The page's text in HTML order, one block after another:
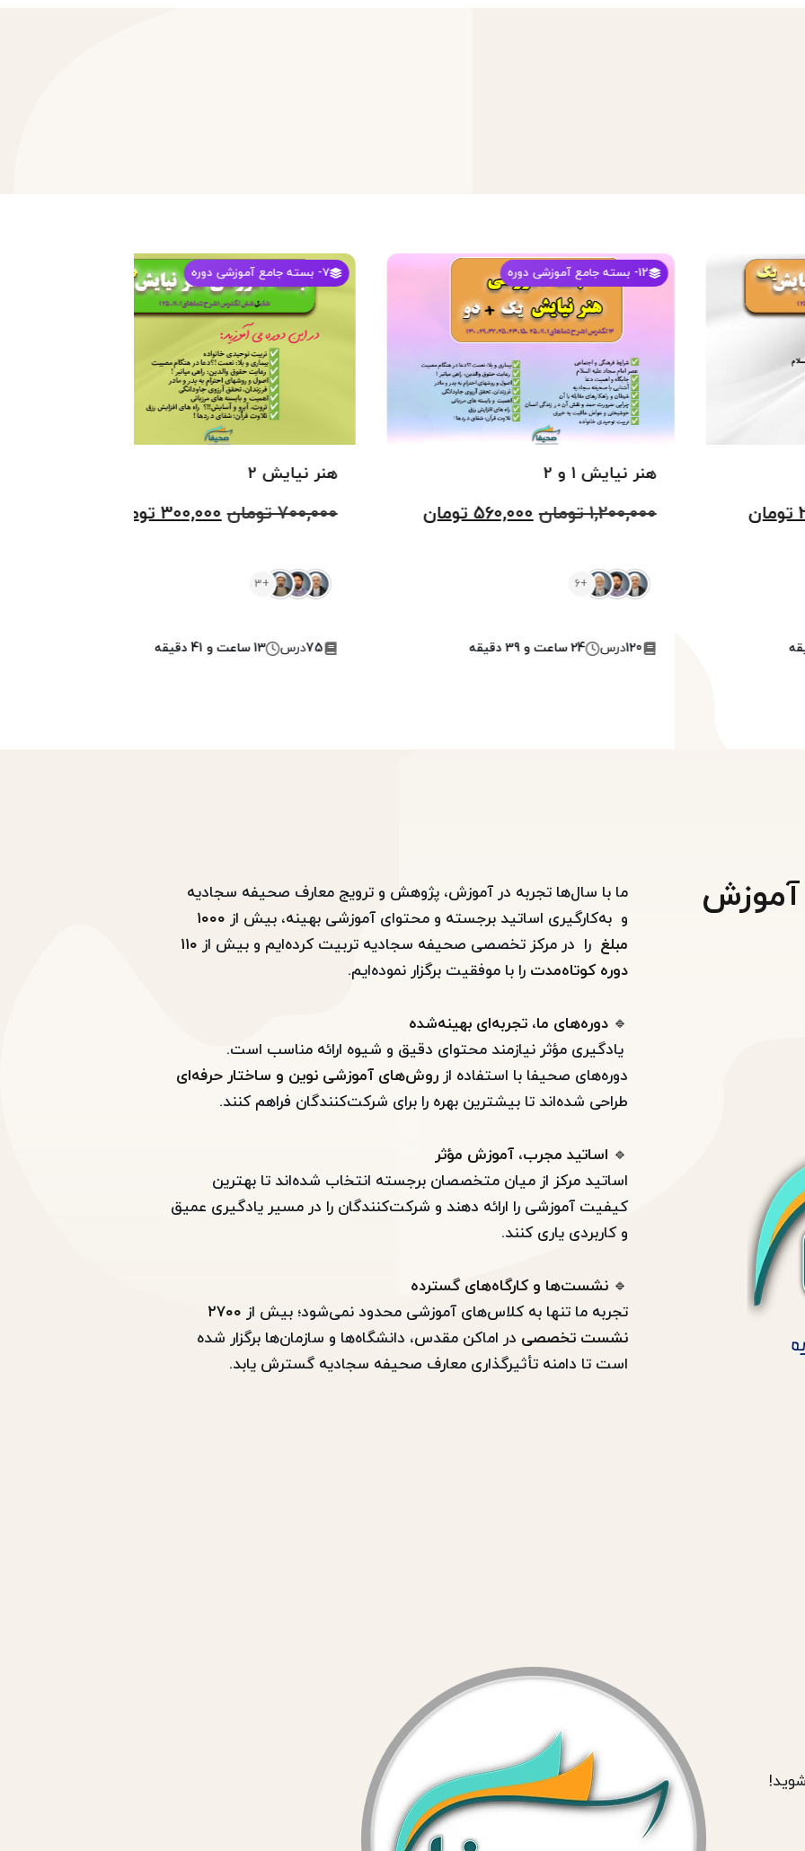
تومان
12- بسته جامع آموزشی دوره
هنر نیایش 1 و 2
1,200,000 تومان 560,000 تومان
+6
120درس 24 ساعت و 39 دقیقه
7- بسته جامع آموزشی دوره
هنر نیایش 2
700,000 تومان 300,000 تومان
+3
75درس 13 ساعت و 41 دقیقه
آموزش
ما با سال‌ها تجربه در آموزش، پژوهش و ترویج معارف صحیفه سجادیه
و به‌کارگیری اساتید برجسته و محتوای آموزشی بهینه، بیش از ۱۰۰۰
مبلغ را در مرکز تخصصی صحیفه سجادیه تربیت کرده‌ایم و بیش از ۱۱۰
دوره کوتاه‌مدت را با موفقیت برگزار نموده‌ایم.
🔹 دوره‌های ما، تجربه‌ای بهینه‌شده
یادگیری مؤثر نیازمند محتوای دقیق و شیوه ارائه مناسب است.
دوره‌های صحیفا با استفاده از روش‌های آموزشی نوین و ساختار حرفه‌ای
طراحی شده‌اند تا بیشترین بهره را برای شرکت‌کنندگان فراهم کنند.
🔹 اساتید مجرب، آموزش مؤثر
اساتید مرکز از میان متخصصان برجسته انتخاب شده‌اند تا بهترین
کیفیت آموزشی را ارائه دهند و شرکت‌کنندگان را در مسیر یادگیری عمیق
و کاربردی یاری کنند.
🔹 نشست‌ها و کارگاه‌های گسترده
تجربه ما تنها به کلاس‌های آموزشی محدود نمی‌شود؛ بیش از ۲۷۰۰
نشست تخصصی در اماکن مقدس، دانشگاه‌ها و سازمان‌ها برگزار شده
است تا دامنه تأثیرگذاری معارف صحیفه سجادیه گسترش یابد.